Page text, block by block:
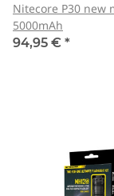
Nitecore P30 new
5000mAh
94,95 € *